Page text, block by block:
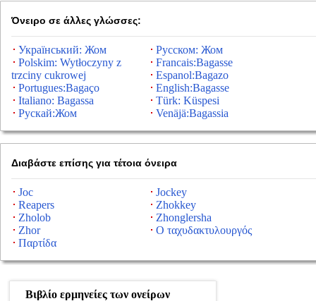
Όνειρο σε άλλες γλώσσες:
Український: Жом
Русском: Жом
Polskim: Wytłoczyny z
trzciny cukrowej
Francais:Bagasse
Espanol:Bagazo
Portugues:Bagaço
English:Bagasse
Italiano: Bagassa
Türk: Küspesi
Рускай:Жом
Venäjä:Bagassia
Διαβάστε επίσης για τέτοια όνειρα
Joc
Jockey
Reapers
Zhokkey
Zholob
Zhonglersha
Zhor
Ο ταχυδακτυλουργός
Παρτίδα
Βιβλίο ερμηνείες των ονείρων